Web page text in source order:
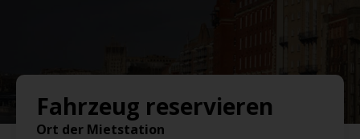
Fahrzeug reservieren
Ort der Mietstation